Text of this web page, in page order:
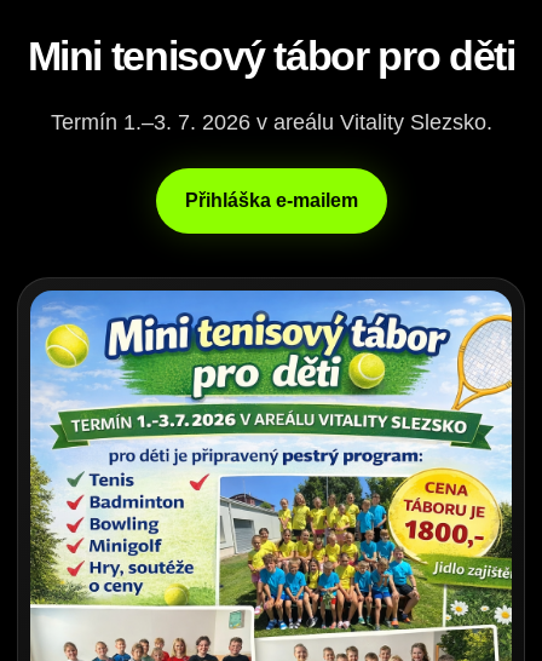
Mini tenisový tábor pro děti
Termín 1.–3. 7. 2026 v areálu Vitality Slezsko.
Přihláška e-mailem